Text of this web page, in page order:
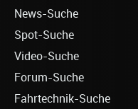
News-Suche
Spot-Suche
Video-Suche
Forum-Suche
Fahrtechnik-Suche